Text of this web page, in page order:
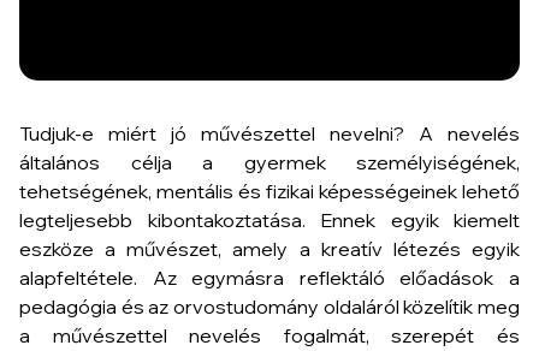
Tudjuk-e miért jó művészettel nevelni? A nevelés
általános célja a gyermek személyiségének,
tehetségének, mentális és fizikai képességeinek lehető
legteljesebb kibontakoztatása. Ennek egyik kiemelt
eszköze a művészet, amely a kreatív létezés egyik
alapfeltétele. Az egymásra reflektáló előadások a
pedagógia és az orvostudomány oldaláról közelítik meg
a művészettel nevelés fogalmát, szerepét és